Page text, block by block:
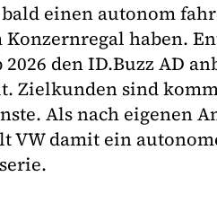
einen autonom
haben.
den ID.Buzz AD
Zielkunden sind
Als nach eigenen
VW damit ein